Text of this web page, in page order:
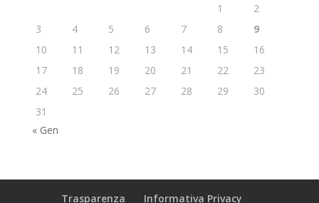
1
2
3
4 5 6 7 8
9
10
11 12 13 14 15
16
17
18 19 20 21 22
23
24
25 26 27 28 29
30
31
« Gen
Trasparenza
Informativa Privacy